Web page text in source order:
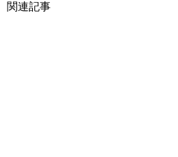
関連記事